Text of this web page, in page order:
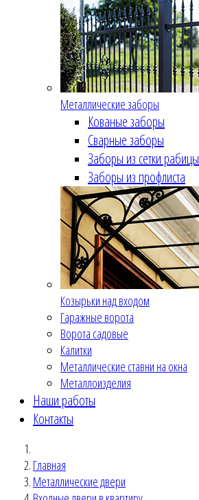
Металлические заборы
Кованые заборы
Сварные заборы
Заборы из сетки рабицы
Заборы из профлиста
Козырьки над входом
Гаражные ворота
Ворота садовые
Калитки
Металлические ставни на окна
Металлоизделия
Наши работы
Контакты
Главная
Металлические двери